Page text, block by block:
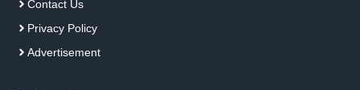
Contact Us
Privacy Policy
Advertisement